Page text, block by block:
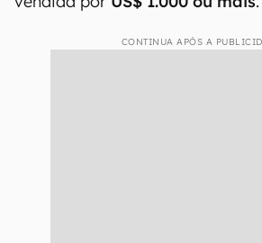
CONTINUA APÓS A